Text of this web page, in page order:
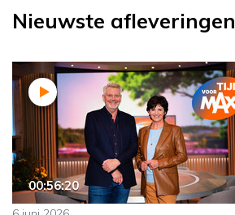
Nieuwste afleveringen
00:56:20